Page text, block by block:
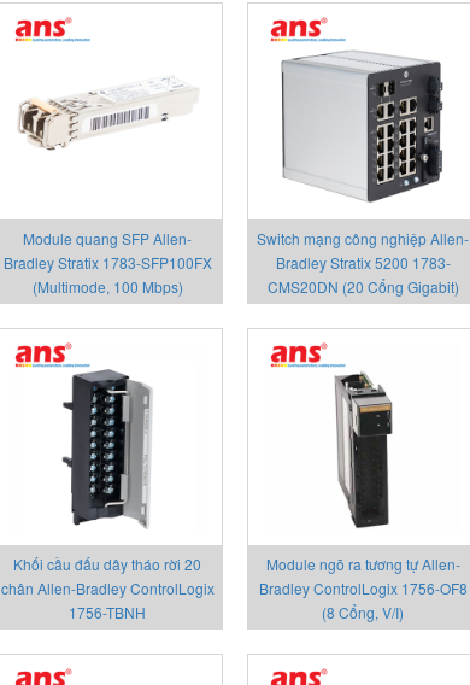
Module quang SFP Allen-
Bradley Stratix 1783-SFP100FX
(Multimode, 100 Mbps)
Switch mạng công nghiệp Allen-
Bradley Stratix 5200 1783-
CMS20DN (20 Cổng Gigabit)
Khối cầu đấu dây tháo rời 20
chân Allen-Bradley ControlLogix
1756-TBNH
Module ngõ ra tương tự Allen-
Bradley ControlLogix 1756-OF8
(8 Cổng, V/I)